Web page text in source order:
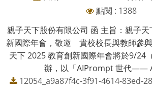
點閱 : 1388
親子天下股份有限公司 函 主旨：親子
新國際年會，敬邀 貴校校長與教師參
天下 2025 教育創新國際年會將於9/24
辦，以「AIPrompt 世代——
12054_a9a87f4c-3f91-4614-83ed-